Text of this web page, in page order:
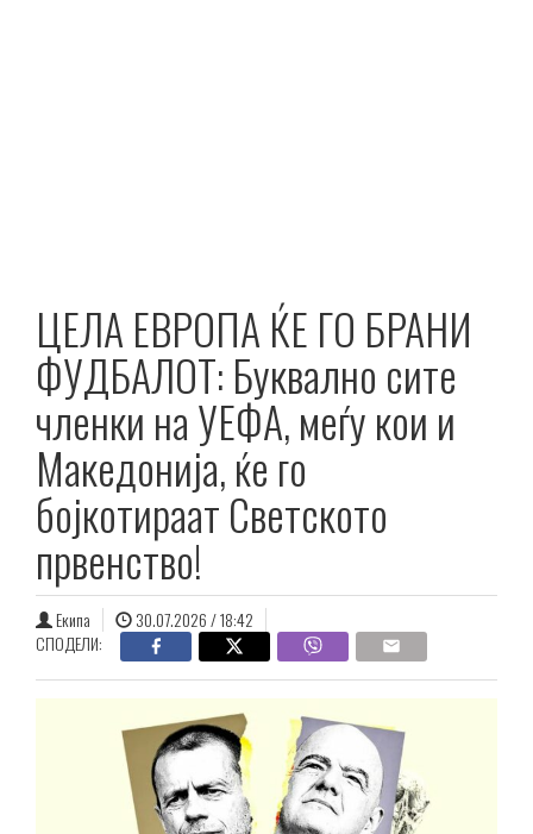
ЦЕЛА ЕВРОПА ЌЕ ГО БРАНИ
ФУДБАЛОТ: Буквално сите
членки на УЕФА, меѓу кои и
Македонија, ќе го
бојкотираат Светското
првенство!
Екипа
30.07.2026 / 18:42
СПОДЕЛИ: